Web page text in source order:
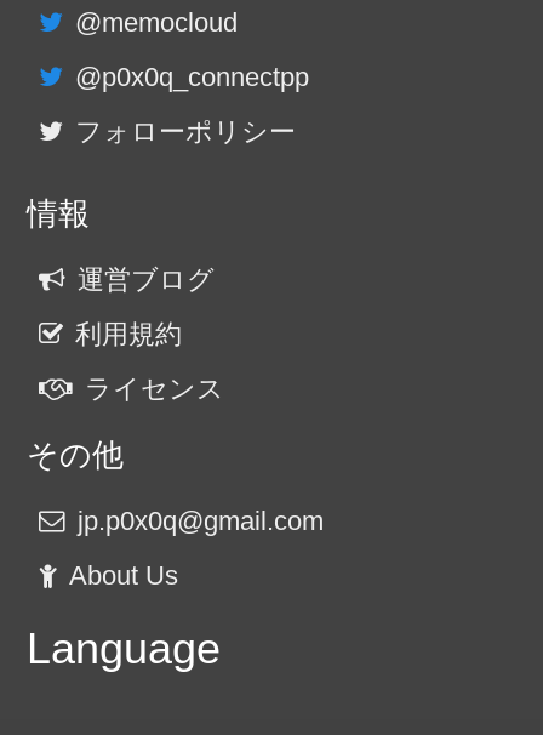
@memocloud
@p0x0q_connectpp
フォローポリシー
情報
運営ブログ
利用規約
ライセンス
その他
jp.p0x0q@gmail.com
About Us
Language